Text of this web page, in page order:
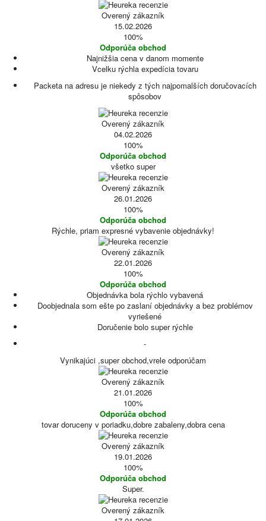
Overený zákazník
15.02.2026
100%
Odporúča obchod
Najnižšia cena v danom momente
Vcelku rýchla expedícia tovaru
Packeta na adresu je niekedy z tých najpomalších doručovacích
spôsobov
Overený zákazník
04.02.2026
100%
Odporúča obchod
všetko super
Overený zákazník
26.01.2026
100%
Odporúča obchod
Rýchle, priam expresné vybavenie objednávky!
Overený zákazník
22.01.2026
100%
Odporúča obchod
Objednávka bola rýchlo vybavená
Doobjednala som ešte po zaslaní objednávky a bez problémov
vyriešené
Doručenie bolo super rýchle
-
Vynikajúci ,super obchod,vrele odporúčam
Overený zákazník
21.01.2026
100%
Odporúča obchod
tovar doruceny v poriadku,dobre zabaleny,dobra cena
Overený zákazník
19.01.2026
100%
Odporúča obchod
Super.
Overený zákazník